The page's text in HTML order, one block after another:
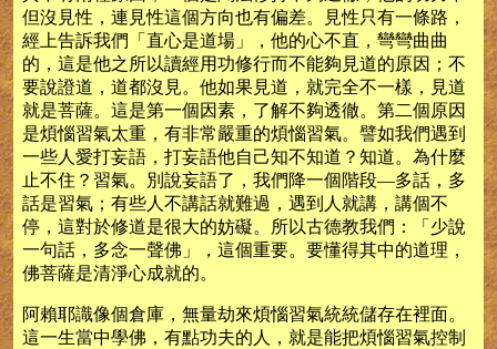
但沒見性，連見性這個方向也有偏差。見性只有一條路，
經上告訴我們「直心是道場」，他的心不直，彎彎曲曲
的，這是他之所以讀經用功修行而不能夠見道的原因；不
要說證道，道都沒見。他如果見道，就完全不一樣，見道
就是菩薩。這是第一個因素，了解不夠透徹。第二個原因
是煩惱習氣太重，有非常嚴重的煩惱習氣。譬如我們遇到
一些人愛打妄語，打妄語他自己知不知道？知道。為什麼
止不住？習氣。別說妄語了，我們降一個階段—多話，多
話是習氣；有些人不講話就難過，遇到人就講，講個不
停，這對於修道是很大的妨礙。所以古德教我們：「少說
一句話，多念一聲佛」，這個重要。要懂得其中的道理，
佛菩薩是清淨心成就的。
阿賴耶識像個倉庫，無量劫來煩惱習氣統統儲存在裡面。
這一生當中學佛，有點功夫的人，就是能把煩惱習氣控制